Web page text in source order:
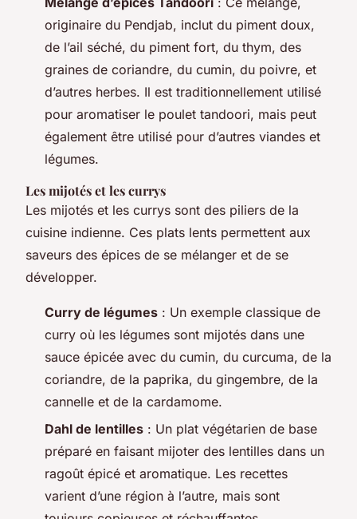
originaire du Pendjab, inclut du piment doux,
de l’ail séché, du piment fort, du thym, des
graines de coriandre, du cumin, du poivre, et
d’autres herbes. Il est traditionnellement utilisé
pour aromatiser le poulet tandoori, mais peut
également être utilisé pour d’autres viandes et
légumes.
Les mijotés et les currys
Les mijotés et les currys sont des piliers de la
cuisine indienne. Ces plats lents permettent aux
saveurs des épices de se mélanger et de se
développer.
Curry de légumes : Un exemple classique de
curry où les légumes sont mijotés dans une
sauce épicée avec du cumin, du curcuma, de la
coriandre, de la paprika, du gingembre, de la
cannelle et de la cardamome.
Dahl de lentilles : Un plat végétarien de base
préparé en faisant mijoter des lentilles dans un
ragoût épicé et aromatique. Les recettes
varient d’une région à l’autre, mais sont